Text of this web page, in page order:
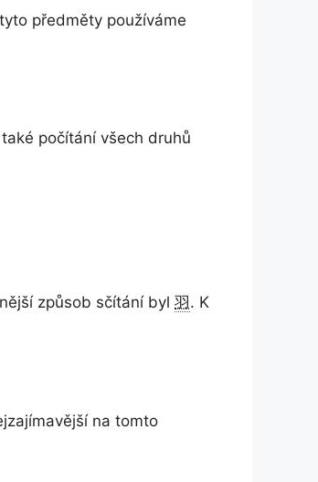
předměty používáme
počítání všech druhů
způsob sčítání byl 羽 . K
na tomto